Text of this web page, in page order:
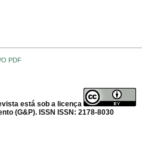
PDF
está sob a licença
(G&P). ISSN ISSN: 2178-8030